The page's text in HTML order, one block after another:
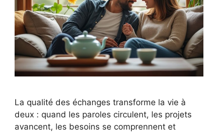
La qualité des échanges transforme la vie à
deux : quand les paroles circulent, les projets
avancent, les besoins se comprennent et